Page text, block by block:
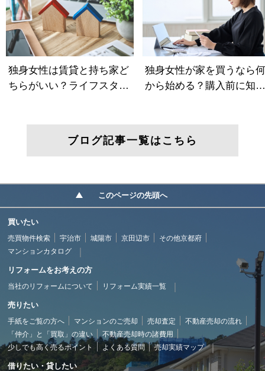
ブログ記事一覧はこちら
このページの先頭へ
買いたい
売買物件検索 宇治市 城陽市 京田辺市
その他京都府
マンションカタログ
リフォームをお考えの方
当社のリフォームについて リフォーム実績一覧
売りたい
手紙をご覧の方へ マンションのご売却 売却査定
不動産売却の流れ
「仲介」と「買取」の違い
不動産売却時の諸費用
少しでも高く売るポイント
よくある質問 売却実績マップ
借りたい・貸したい